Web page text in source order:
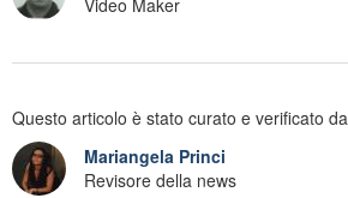
Video Maker
Questo articolo è stato curato e verificato da
Mariangela Princi
Revisore della news